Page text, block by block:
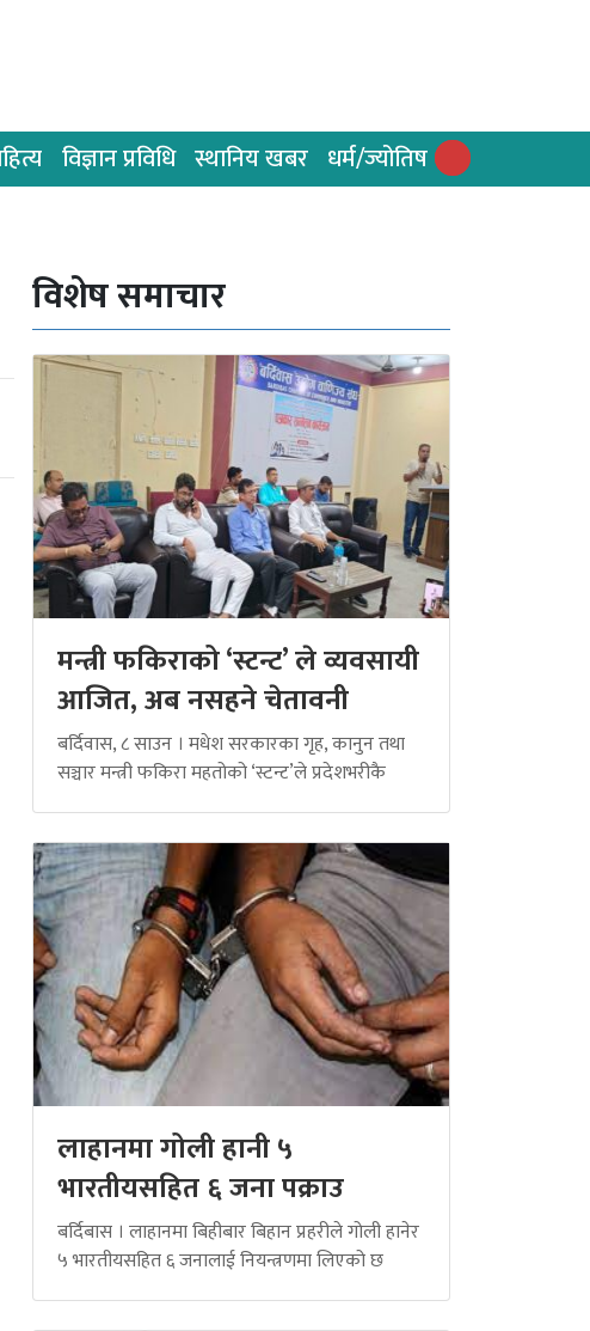
विज्ञान प्रविधि स्थानिय खबर धर्म/ज्योतिष
विशेष समाचार
मन्त्री फकिराको ‘स्टन्ट’ ले व्यवसायी
आजित, अब नसहने चेतावनी
बर्दिवास, ८ साउन । मधेश सरकारका गृह, कानुन तथा
सञ्चार मन्त्री फकिरा महतोको ‘स्टन्ट’ले प्रदेशभरीकै
लाहानमा गोली हानी ५
भारतीयसहित ६ जना पक्राउ
बर्दिबास । लाहानमा बिहीबार बिहान प्रहरीले गोली हानेर
५ भारतीयसहित ६ जनालाई नियन्त्रणमा लिएको छ